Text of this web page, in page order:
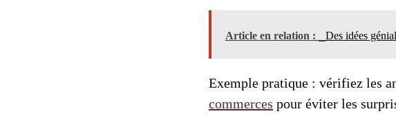
Article en relation : Des idées
Exemple pratique : vérifiez les
commerces pour éviter les